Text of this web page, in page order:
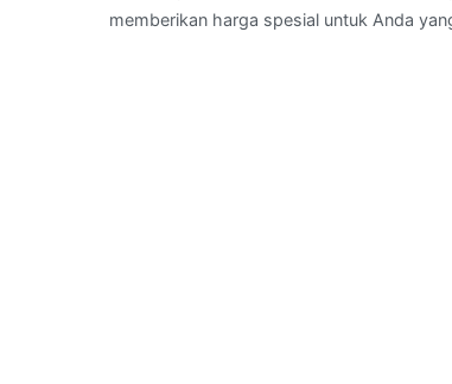
memberikan harga spesial untuk Anda